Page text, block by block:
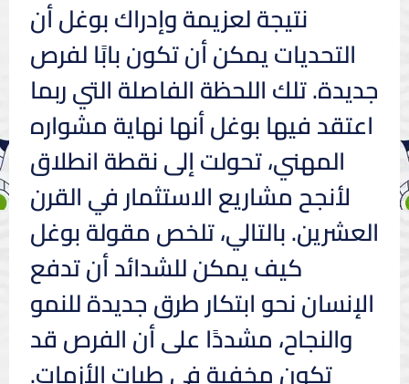
نتيجة لعزيمة وإدراك بوغل أن
التحديات يمكن أن تكون بابًا لفرص
جديدة. تلك اللحظة الفاصلة التي ربما
اعتقد فيها بوغل أنها نهاية مشواره
المهني، تحولت إلى نقطة انطلاق
لأنجح مشاريع الاستثمار في القرن
العشرين. بالتالي، تلخص مقولة بوغل
كيف يمكن للشدائد أن تدفع
الإنسان نحو ابتكار طرق جديدة للنمو
والنجاح، مشددًا على أن الفرص قد
تكون مخفية في طيات الأزمات.